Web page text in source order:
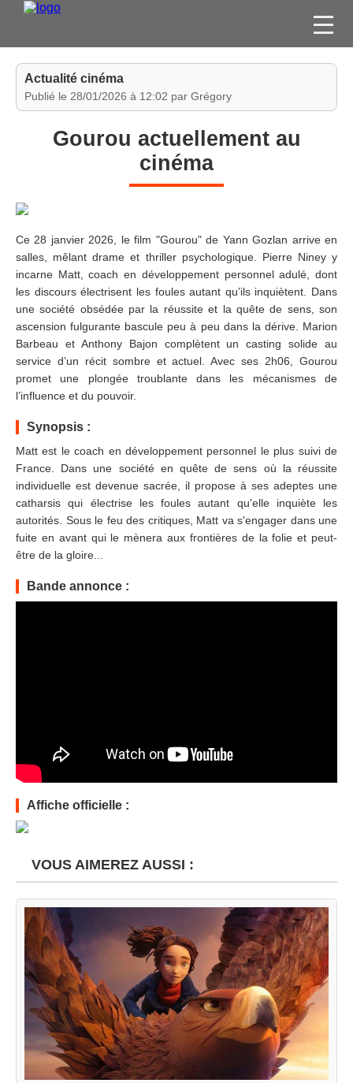
FILMS
JEUX VIDÉO
ESPACE
MEMBRE
Actualité cinéma
Publié le 28/01/2026 à 12:02 par Grégory
Gourou actuellement au
cinéma
Ce 28 janvier 2026, le film "Gourou" de Yann Gozlan arrive en
salles, mêlant drame et thriller psychologique. Pierre Niney y
incarne Matt, coach en développement personnel adulé, dont
les discours électrisent les foules autant qu’ils inquiètent. Dans
une société obsédée par la réussite et la quête de sens, son
ascension fulgurante bascule peu à peu dans la dérive. Marion
Barbeau et Anthony Bajon complètent un casting solide au
service d’un récit sombre et actuel. Avec ses 2h06, Gourou
promet une plongée troublante dans les mécanismes de
l’influence et du pouvoir.
Synopsis :
Matt est le coach en développement personnel le plus suivi de
France. Dans une société en quête de sens où la réussite
individuelle est devenue sacrée, il propose à ses adeptes une
catharsis qui électrise les foules autant qu'elle inquiète les
autorités. Sous le feu des critiques, Matt va s'engager dans une
fuite en avant qui le mènera aux frontières de la folie et peut-
être de la gloire...
Bande annonce :
Affiche officielle :
VOUS AIMEREZ AUSSI :